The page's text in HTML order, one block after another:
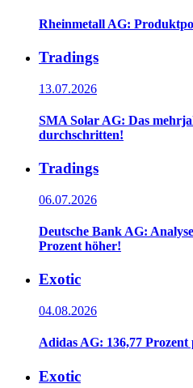
Rheinmetall AG:
Tradings
13.07.2026
SMA Solar AG: Das
durchschritten!
Tradings
06.07.2026
Deutsche Bank AG:
Prozent höher!
Exotic
04.08.2026
Adidas AG: 136,77 Prozent
Exotic